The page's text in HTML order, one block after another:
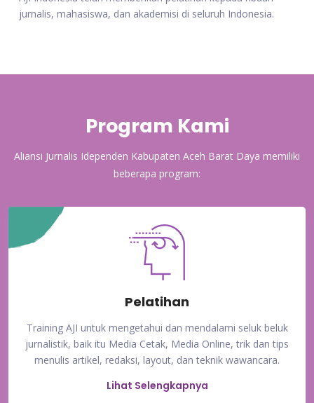
jurnalis, mahasiswa, dan akademisi di seluruh Indonesia.
Program Kami
Aliansi Jurnalis Idependen Kabupaten Aceh Barat Daya memiliki
beberapa program:
Pelatihan
Training AJI untuk mengetahui dan mendalami seluk beluk
jurnalistik, baik itu Media Cetak, Media Online, trik dan tips
menulis artikel, redaksi, layout, dan teknik wawancara.
Lihat Selengkapnya